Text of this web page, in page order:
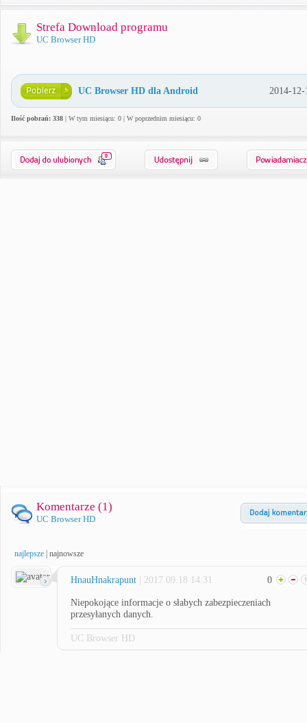
Strefa Download programu
UC Browser HD
UC Browser HD dla Android 2014-12-
Ilość pobrań: 338 | W tym miesiącu: 0 | W poprzednim miesiącu: 0
0
Komentarze (1)
UC Browser HD
najlepsze najnowsze
HnauHnakrapunt | 2017.09.18 14:31 0
Niepokojące informacje o słabych zabezpieczeniach
przesyłanych danych.
UC Browser HD